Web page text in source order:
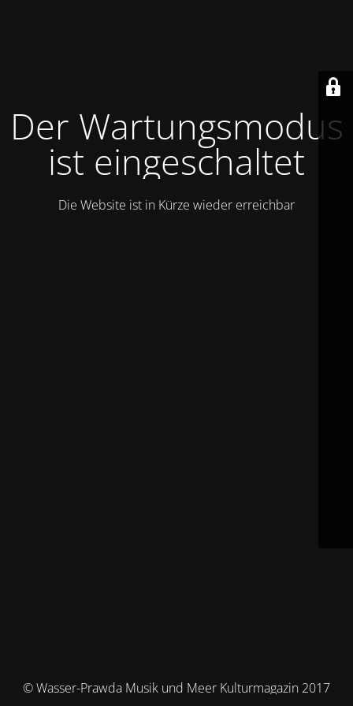
Der Wartungsmodus
ist eingeschaltet
Die Website ist in Kürze wieder erreichbar
© Wasser-Prawda Musik und Meer Kulturmagazin 2017